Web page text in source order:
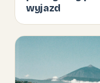
wyjazd